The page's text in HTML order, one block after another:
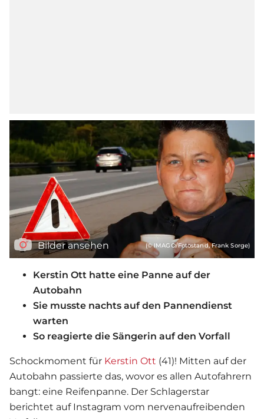
Bilder ansehen (© IMAGO/Fotostand, Frank Sorge)
Kerstin Ott hatte eine Panne auf der
Autobahn
Sie musste nachts auf den Pannendienst
warten
So reagierte die Sängerin auf den Vorfall
Schockmoment für Kerstin Ott (41)! Mitten auf der
Autobahn passierte das, wovor es allen Autofahrern
bangt: eine Reifenpanne. Der Schlagerstar
berichtet auf Instagram vom nervenaufreibenden